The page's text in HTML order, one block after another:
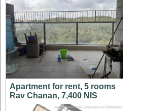
Apartment for rent, 5 rooms
Rav Chanan, 7,400 NIS